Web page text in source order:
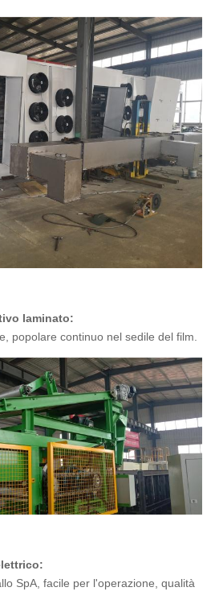
laminato:
popolare continuo nel sedile del film.
SpA, facile per l'operazione, qualità